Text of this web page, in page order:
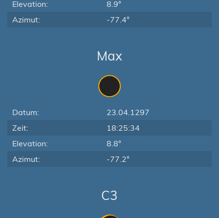
Elevation:
8.9°
Azimut:
-77.4°
Max
Datum:
23.04.1297
Zeit:
18:25:34
Elevation:
8.8°
Azimut:
-77.2°
C3